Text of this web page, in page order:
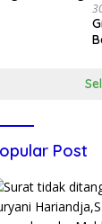
Post